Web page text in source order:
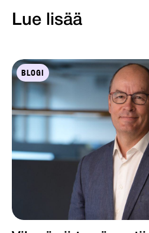
Lue lisää
BLOGI